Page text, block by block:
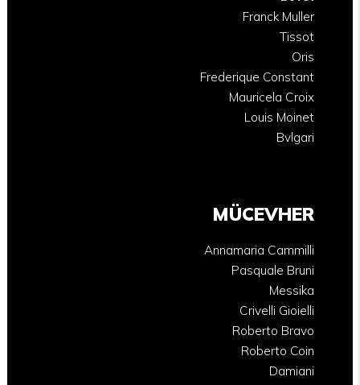
Franck Muller
Tissot
Oris
Frederique Constant
Mauricela Croix
Louis Moinet
Bvlgari
MÜCEVHER
Annamaria Cammilli
Pasquale Bruni
Messika
Crivelli Gioielli
Roberto Bravo
Roberto Coin
Damiani